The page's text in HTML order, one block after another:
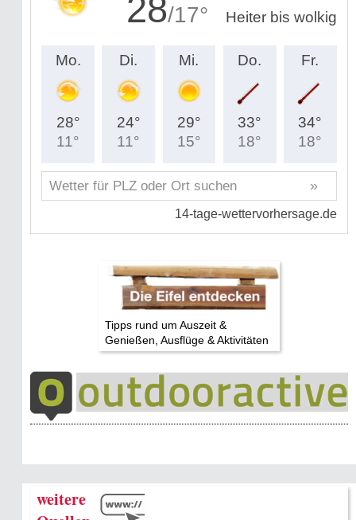
Tipps rund um Auszeit &
Genießen, Ausflüge & Aktivitäten
weitere